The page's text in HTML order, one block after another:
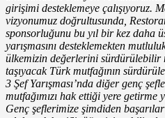
girişimi desteklemeye çalışıyoruz.
vizyonumuz doğrultusunda,
sponsorluğunu bu yıl bir kez daha
yarışmasını desteklemekten
ülkemizin değerlerini sürdürülebilir
taşıyacak Türk mutfağının
3 Şef Yarışması’nda diğer genç
mutfağımızı hak ettiği yere getirme
Genç şeflerimize şimdiden